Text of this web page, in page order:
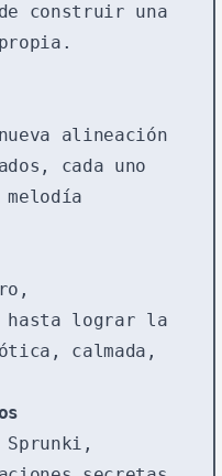
construir una
alineación
cada uno
hasta lograr la
calmada,
Sprunki,